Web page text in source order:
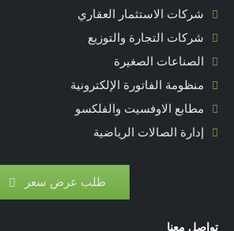
شركات الاستثمار العقاري
شركات التجارة والتوزيع
الصناعات الصغيرة
منظومة الفاتورة الإلكترونية
مطابع الاوفسيت والفلكسو
إدارة الصالات الرياضية
طلب عرض سعر
تواصل معنا